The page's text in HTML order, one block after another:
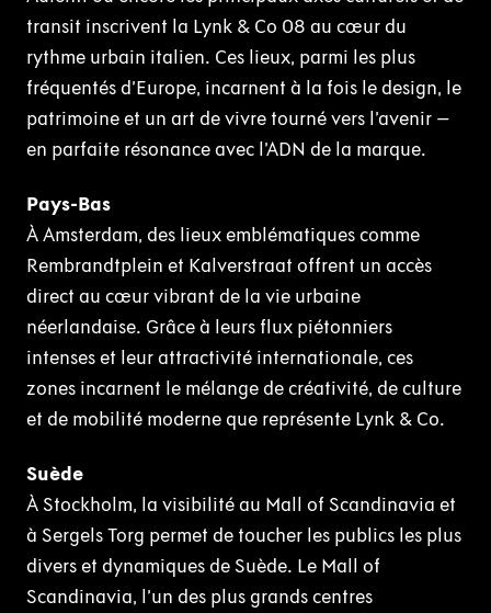
transit inscrivent la Lynk & Co 08 au cœur du
rythme urbain italien. Ces lieux, parmi les plus
fréquentés d’Europe, incarnent à la fois le design, le
patrimoine et un art de vivre tourné vers l’avenir –
en parfaite résonance avec l’ADN de la marque.
Pays-Bas
À Amsterdam, des lieux emblématiques comme
Rembrandtplein et Kalverstraat offrent un accès
direct au cœur vibrant de la vie urbaine
néerlandaise. Grâce à leurs flux piétonniers
intenses et leur attractivité internationale, ces
zones incarnent le mélange de créativité, de culture
et de mobilité moderne que représente Lynk & Co.
Suède
À Stockholm, la visibilité au Mall of Scandinavia et
à Sergels Torg permet de toucher les publics les plus
divers et dynamiques de Suède. Le Mall of
Scandinavia, l’un des plus grands centres